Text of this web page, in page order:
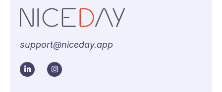
support@niceday.app